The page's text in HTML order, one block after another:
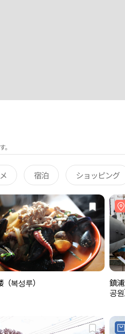
。
宿泊 ショッピング
복성루）
鎮
공원